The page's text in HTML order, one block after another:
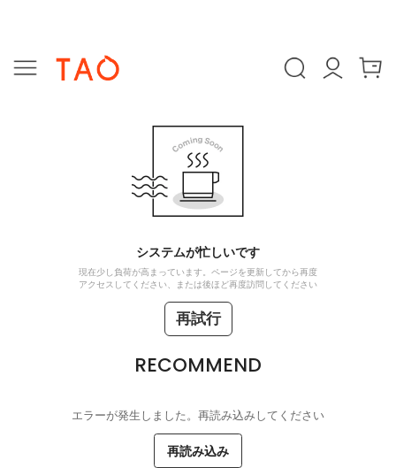
システムが忙しいです
現在少し負荷が高まっています。ページを更新してから再度
アクセスしてください、または後ほど再度訪問してください
再試行
RECOMMEND
エラーが発生しました。再読み込みしてください
再読み込み